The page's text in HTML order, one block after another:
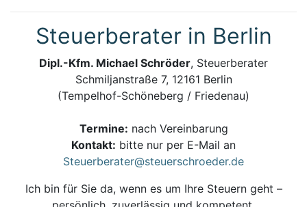
Steuerberater in Berlin
Dipl.-Kfm. Michael Schröder, Steuerberater
Schmiljanstraße 7, 12161 Berlin
(Tempelhof-Schöneberg / Friedenau)
Termine: nach Vereinbarung
Kontakt: bitte nur per E-Mail an
Steuerberater@steuerschroeder.de
Ich bin für Sie da, wenn es um Ihre Steuern geht –